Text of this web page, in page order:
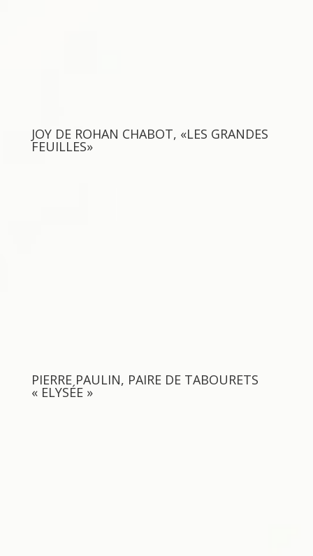
JOY DE ROHAN CHABOT, «LES GRANDES
FEUILLES»
PIERRE PAULIN, PAIRE DE TABOURETS
« ELYSÉE »